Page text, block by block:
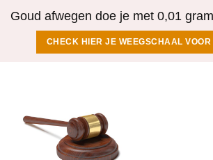
Goud afwegen doe je met 0,01
CHECK HIER JE WEEGSCHAAL